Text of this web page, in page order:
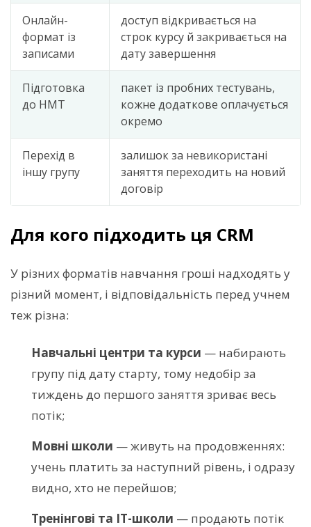
Онлайн-
формат із
записами
доступ відкривається на
строк курсу й закривається на
дату завершення
Підготовка
до НМТ
пакет із пробних тестувань,
кожне додаткове оплачується
окремо
Перехід в
іншу групу
залишок за невикористані
заняття переходить на новий
договір
Для кого підходить ця CRM
У різних форматів навчання гроші надходять у
різний момент, і відповідальність перед учнем
теж різна:
Навчальні центри та курси — набирають
групу під дату старту, тому недобір за
тиждень до першого заняття зриває весь
потік;
Мовні школи — живуть на продовженнях:
учень платить за наступний рівень, і одразу
видно, хто не перейшов;
Тренінгові та IT-школи — продають потік